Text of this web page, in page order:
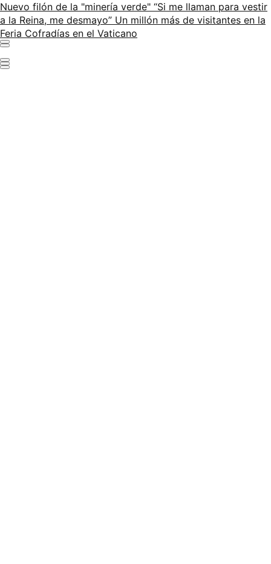
Nuevo filón de la "minería verde" “Si me llaman para vestir
a la Reina, me desmayo” Un millón más de visitantes en la
Feria Cofradías en el Vaticano